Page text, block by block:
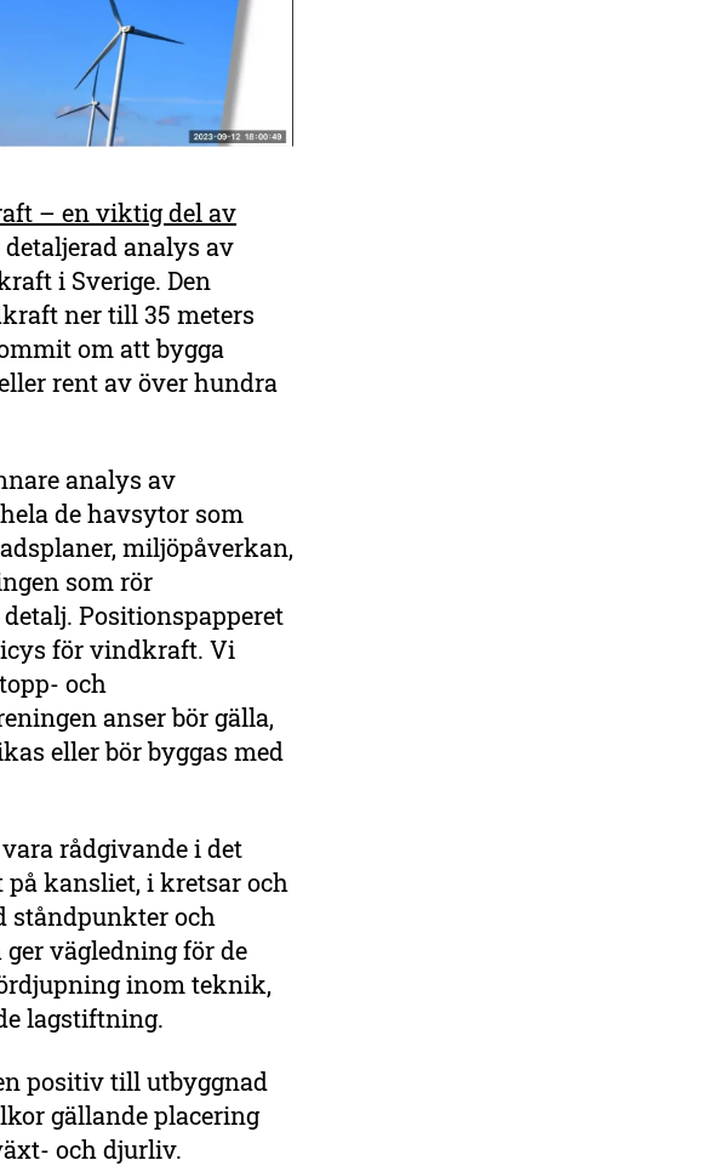
– en viktig del av
detaljerad analys av
i Sverige. Den
ner till 35 meters
om att bygga
rent av över hundra
analys av
de havsytor som
miljöpåverkan,
som rör
Positionspapperet
för vindkraft. Vi
och
anser bör gälla,
eller bör byggas med
rådgivande i det
kansliet, i kretsar och
ståndpunkter och
vägledning för de
inom teknik,
lagstiftning.
positiv till utbyggnad
gällande placering
och djurliv.